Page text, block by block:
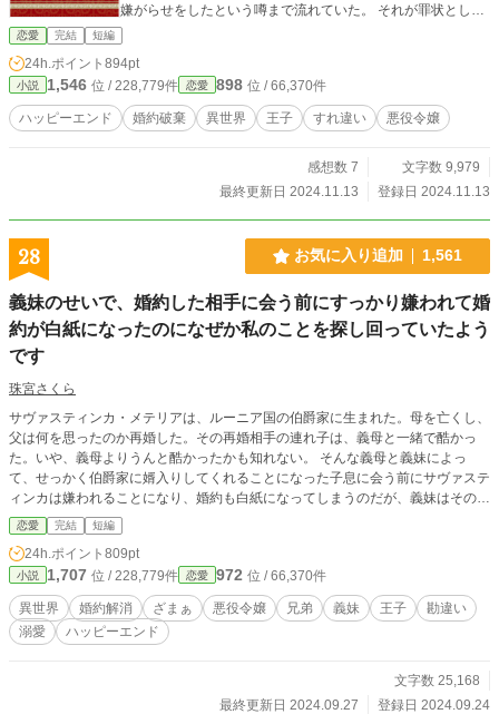
嫌がらせをしたという噂まで流れていた。 それが罪状として
読み上げられる中、オルヒデーエは王子との数少ない思い出
を振り返り、その処断を待つ。
恋愛 完結 短編
24h.ポイント 894pt
小説 1,546 位 / 228,779件 恋愛 898 位 / 66,370件
ハッピーエンド 婚約破棄 異世界 王子 すれ違い 悪役令嬢
感想数 7
文字数 9,979
最終更新日 2024.11.13
登録日 2024.11.13
28 お気に入り追加 1,561
義妹のせいで、婚約した相手に会う前にすっかり嫌われて婚
約が白紙になったのになぜか私のことを探し回っていたよう
です
珠宮さくら
サヴァスティンカ・メテリアは、ルーニア国の伯爵家に生まれた。母を亡くし、
父は何を思ったのか再婚した。その再婚相手の連れ子は、義母と一緒で酷かっ
た。いや、義母よりうんと酷かったかも知れない。 そんな義母と義妹によっ
て、せっかく伯爵家に婿入りしてくれることになった子息に会う前にサヴァステ
ィンカは嫌われることになり、婚約も白紙になってしまうのだが、義妹はその子
息の兄と婚約することになったようで、義母と一緒になって大喜びしていた 。
恋愛 完結 短編
24h.ポイント 809pt
小説 1,707 位 / 228,779件 恋愛 972 位 / 66,370件
異世界 婚約解消 ざまぁ 悪役令嬢 兄弟 義妹 王子
勘違い
溺愛
ハッピーエンド
文字数 25,168
最終更新日 2024.09.27
登録日 2024.09.24